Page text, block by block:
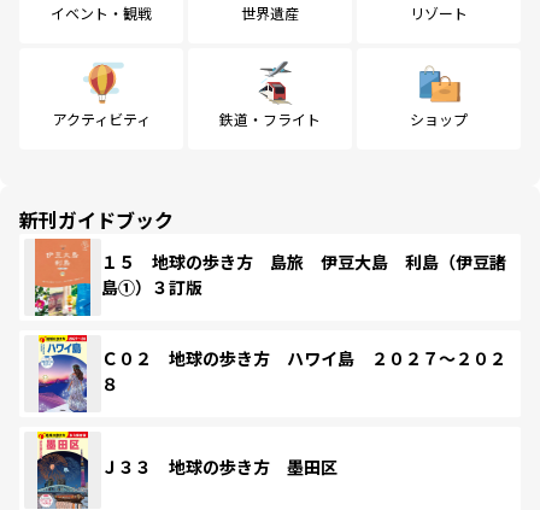
イベント・観戦 世界遺産 リゾート
アクティビティ 鉄道・フライト ショップ
新刊ガイドブック
１５ 地球の歩き方 島旅 伊豆大島 利島（伊豆諸
島①）３訂版
Ｃ０２ 地球の歩き方 ハワイ島 ２０２７～２０２
８
Ｊ３３ 地球の歩き方 墨田区